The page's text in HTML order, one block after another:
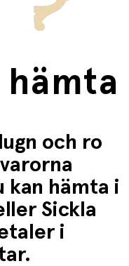
och ro
kan hämta i
Sickla
i